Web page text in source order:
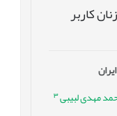
کاربر
مهدی لبیبی 3